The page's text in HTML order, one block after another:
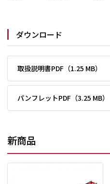
ダウンロード
取扱説明書PDF（1.25 MB）
パンフレットPDF（3.25 MB）
新商品